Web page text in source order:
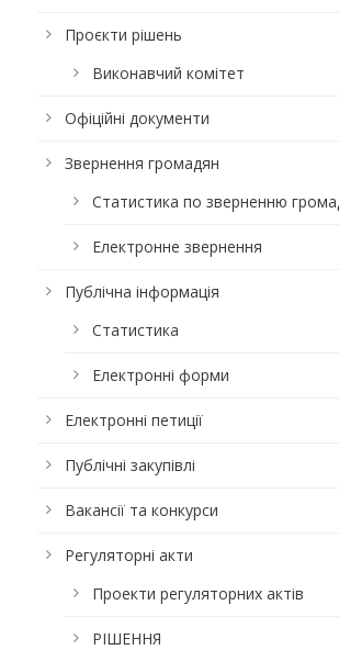
Проєкти рішень
Виконавчий комітет
Офіційні документи
Звернення громадян
Статистика по зверненню
Електронне звернення
Публічна інформація
Статистика
Електронні форми
Електронні петиції
Публічні закупівлі
Вакансії та конкурси
Регуляторні акти
Проекти регуляторних актів
РІШЕННЯ